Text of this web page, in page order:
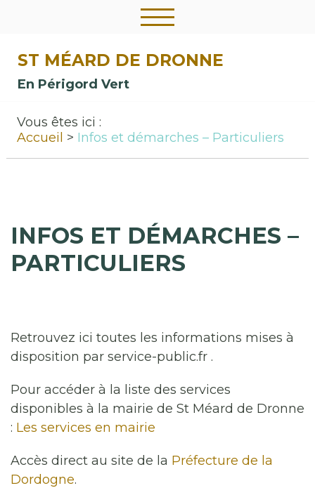
ST MÉARD DE DRONNE
En Périgord Vert
Vous êtes ici :
Accueil
Infos et démarches – Particuliers
INFOS ET DÉMARCHES –
PARTICULIERS
Retrouvez ici toutes les informations mises à
disposition par service-public.fr .
Pour accéder à la liste des services
disponibles à la mairie de St Méard de Dronne
: Les services en mairie
Accès direct au site de la Préfecture de la
Dordogne.